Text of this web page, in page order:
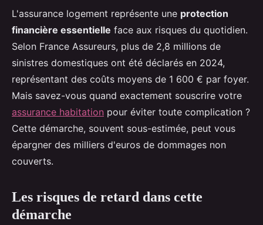
L'assurance logement représente une protection
financière essentielle face aux risques du quotidien.
Selon France Assureurs, plus de 2,8 millions de
sinistres domestiques ont été déclarés en 2024,
représentant des coûts moyens de 1 600 € par foyer.
Mais savez-vous quand exactement souscrire votre
assurance habitation pour éviter toute complication ?
Cette démarche, souvent sous-estimée, peut vous
épargner des milliers d'euros de dommages non
couverts.
Les risques de retard dans cette
démarche